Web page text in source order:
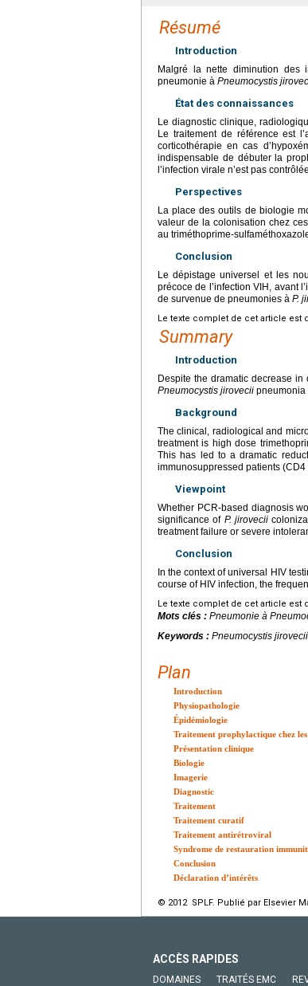
Résumé
Introduction
Malgré la nette diminution des
pneumonie à Pneumocystis
État des connaissances
Le diagnostic clinique,
Le traitement de référence est
corticothérapie en cas
indispensable de débuter la
l’infection virale n’est pas
Perspectives
La place des outils de biologie
valeur de la colonisation chez
au triméthoprime-
Conclusion
Le dépistage universel et les
précoce de l’infection VIH, avant
de survenue de pneumonies à P.
Le texte complet de cet article est
Summary
Introduction
Despite the dramatic decrease
Pneumocystis jirovecii pneumonia
Background
The clinical, radiological and
treatment is high dose
This has led to a dramatic
immunosuppressed patients (CD4
Viewpoint
Whether PCR-based diagnosis
significance of P. jirovecii
treatment failure or severe
Conclusion
In the context of universal HIV
course of HIV infection, the
Le texte complet de cet article est
Mots clés : Pneumonie à
Keywords : Pneumocystis jirovecii
Plan
Introduction
Physiopathologie
Épidémiologie
Traitement prophylactique chez
Présentation clinique
Biologie
Imagerie
Diagnostic
Traitement
Traitement curatif
Traitement antirétroviral
Syndrome de restauration
Conclusion
Déclaration d’intérêts
© 2012 SPLF. Publié par Elsevier
ACCÈS RAPIDES
DOMAINES TRAITÉS EMC